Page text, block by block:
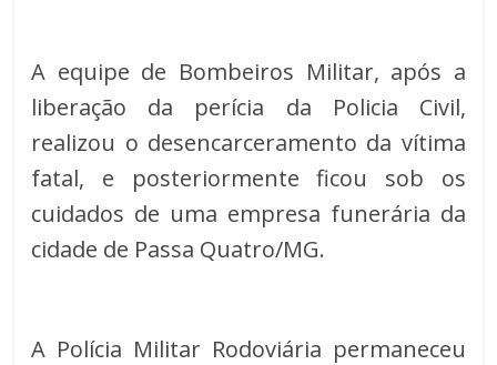
A equipe de Bombeiros Militar, após a
liberação da perícia da Policia Civil,
realizou o desencarceramento da vítima
fatal, e posteriormente ficou sob os
cuidados de uma empresa funerária da
cidade de Passa Quatro/MG.
A Polícia Militar Rodoviária permaneceu